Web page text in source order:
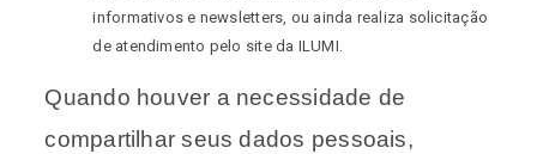
informativos e newsletters, ou ainda realiza solicitação
de atendimento pelo site da ILUMI.
Quando houver a necessidade de
compartilhar seus dados pessoais,